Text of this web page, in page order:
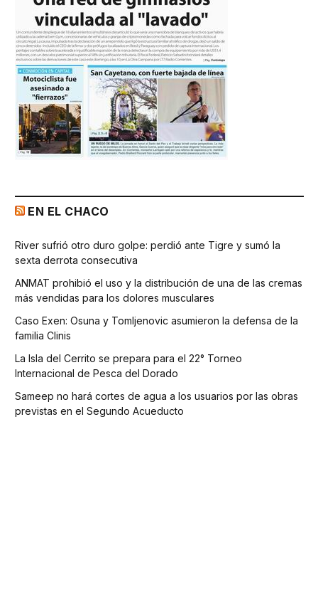
EN EL CHACO
River sufrió otro duro golpe: perdió ante Tigre y sumó la
sexta derrota consecutiva
ANMAT prohibió el uso y la distribución de una de las cremas
más vendidas para los dolores musculares
Caso Exen: Osuna y Tomljenovic asumieron la defensa de la
familia Clinis
La Isla del Cerrito se prepara para el 22° Torneo
Internacional de Pesca del Dorado
Sameep no hará cortes de agua a los usuarios por las obras
previstas en el Segundo Acueducto